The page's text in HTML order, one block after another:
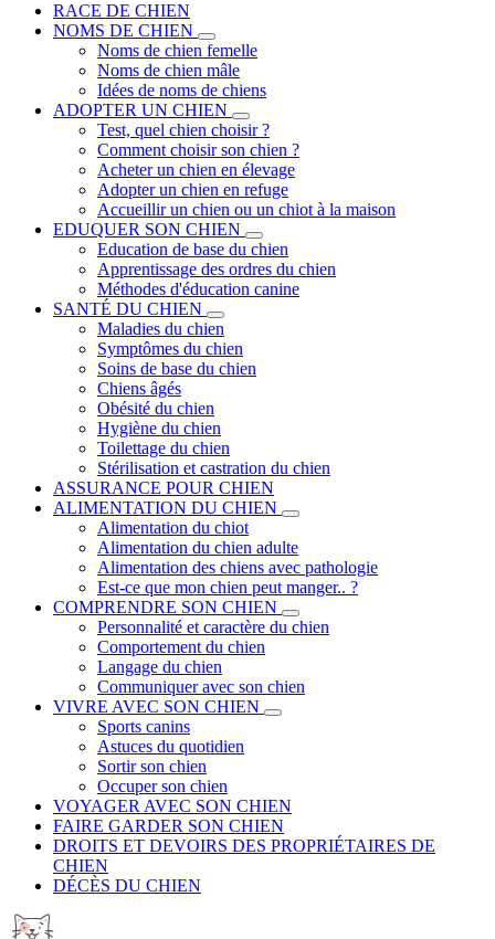
RACE DE CHIEN
NOMS DE CHIEN
Noms de chien femelle
Noms de chien mâle
Idées de noms de chiens
ADOPTER UN CHIEN
Test, quel chien choisir ?
Comment choisir son chien ?
Acheter un chien en élevage
Adopter un chien en refuge
Accueillir un chien ou un chiot à la maison
EDUQUER SON CHIEN
Education de base du chien
Apprentissage des ordres du chien
Méthodes d'éducation canine
SANTÉ DU CHIEN
Maladies du chien
Symptômes du chien
Soins de base du chien
Chiens âgés
Obésité du chien
Hygiène du chien
Toilettage du chien
Stérilisation et castration du chien
ASSURANCE POUR CHIEN
ALIMENTATION DU CHIEN
Alimentation du chiot
Alimentation du chien adulte
Alimentation des chiens avec pathologie
Est-ce que mon chien peut manger.. ?
COMPRENDRE SON CHIEN
Personnalité et caractère du chien
Comportement du chien
Langage du chien
Communiquer avec son chien
VIVRE AVEC SON CHIEN
Sports canins
Astuces du quotidien
Sortir son chien
Occuper son chien
VOYAGER AVEC SON CHIEN
FAIRE GARDER SON CHIEN
DROITS ET DEVOIRS DES PROPRIÉTAIRES DE
CHIEN
DÉCÈS DU CHIEN